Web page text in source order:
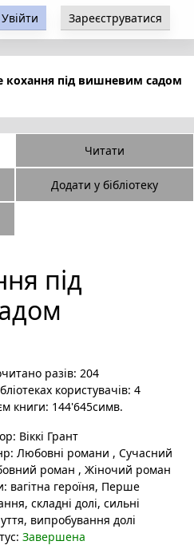
Увійти Зареєструватися
кохання під вишневим садом
Читати
Додати у бібліотеку
під
разів: 204
користувачів: 4
книги: 144'645симв.
Віккі Грант
Любовні романи , Сучасний
роман , Жіночий роман
вагітна героїня, Перше
, складні долі, сильні
, випробування долі
Завершена